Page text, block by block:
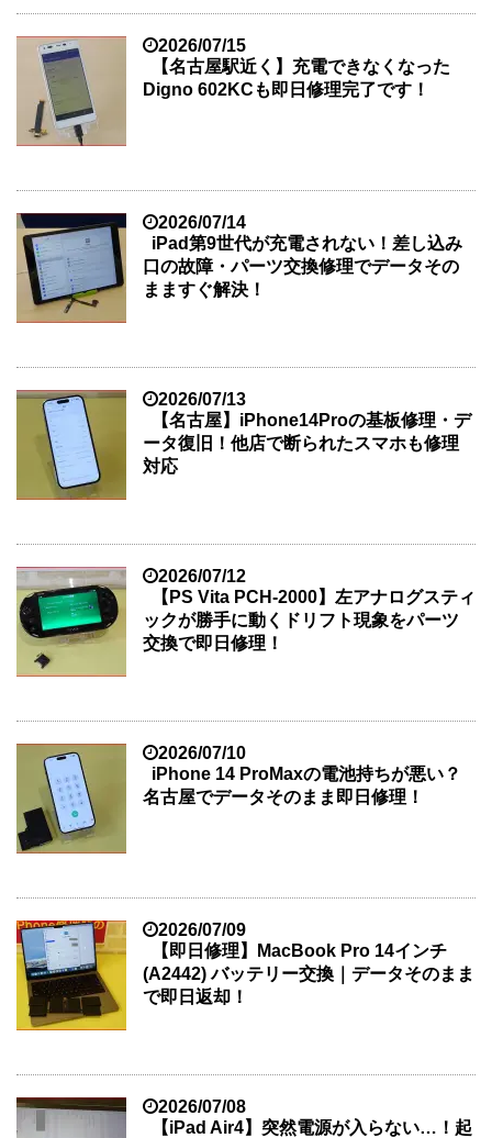
2026/07/15
【名古屋駅近く】充電できなくなった
Digno 602KCも即日修理完了です！
2026/07/14
iPad第9世代が充電されない！差し込み
口の故障・パーツ交換修理でデータその
まますぐ解決！
2026/07/13
【名古屋】iPhone14Proの基板修理・デ
ータ復旧！他店で断られたスマホも修理
対応
2026/07/12
【PS Vita PCH-2000】左アナログスティ
ックが勝手に動くドリフト現象をパーツ
交換で即日修理！
2026/07/10
iPhone 14 ProMaxの電池持ちが悪い？
名古屋でデータそのまま即日修理！
2026/07/09
【即日修理】MacBook Pro 14インチ
(A2442) バッテリー交換｜データそのまま
で即日返却！
2026/07/08
【iPad Air4】突然電源が入らない…！起